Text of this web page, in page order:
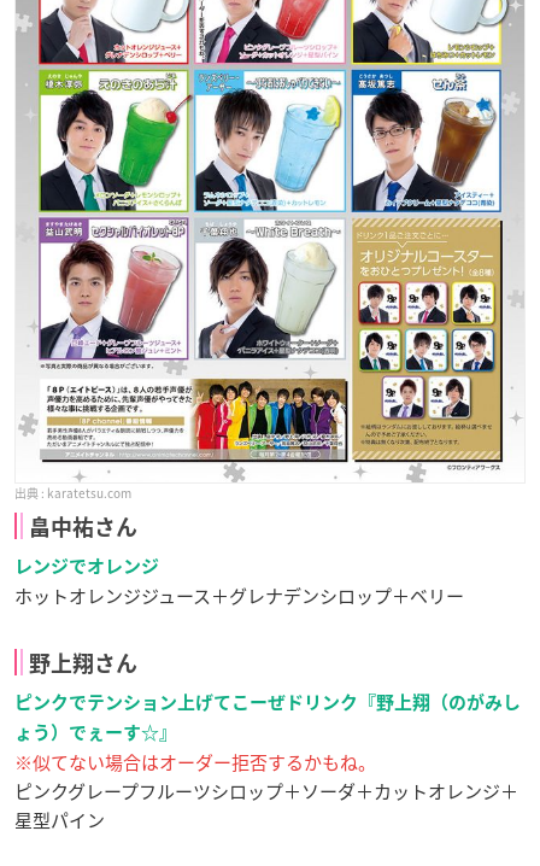
karatetsu.com
畠中祐さん
レンジでオレンジ
ホットオレンジジュース＋グレナデンシロップ＋ベリー
野上翔さん
ピンクでテンション上げてこーぜドリンク『野上翔（のがみし
ょう）でぇーす☆』
※似てない場合はオーダー拒否するかもね。
ピンクグレープフルーツシロップ＋ソーダ＋カットオレンジ＋
星型パイン